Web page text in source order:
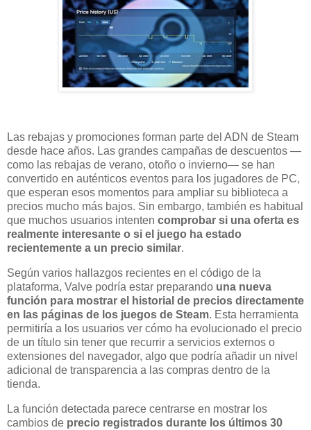
Las rebajas y promociones forman parte del ADN de Steam
desde hace años. Las grandes campañas de descuentos —
como las rebajas de verano, otoño o invierno— se han
convertido en auténticos eventos para los jugadores de PC,
que esperan esos momentos para ampliar su biblioteca a
precios mucho más bajos. Sin embargo, también es habitual
que muchos usuarios intenten comprobar si una oferta es
realmente interesante o si el juego ha estado
recientemente a un precio similar.
Según varios hallazgos recientes en el código de la
plataforma, Valve podría estar preparando una nueva
función para mostrar el historial de precios directamente
en las páginas de los juegos de Steam. Esta herramienta
permitiría a los usuarios ver cómo ha evolucionado el precio
de un título sin tener que recurrir a servicios externos o
extensiones del navegador, algo que podría añadir un nivel
adicional de transparencia a las compras dentro de la
tienda.
La función detectada parece centrarse en mostrar los
cambios de precio registrados durante los últimos 30